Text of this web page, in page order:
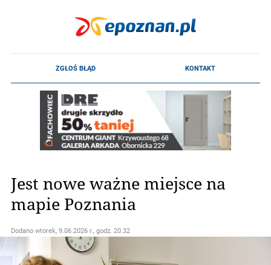
Jest nowe ważne miejsce na
mapie Poznania
Dodano wtorek, 9.06.2026 r., godz. 20.32